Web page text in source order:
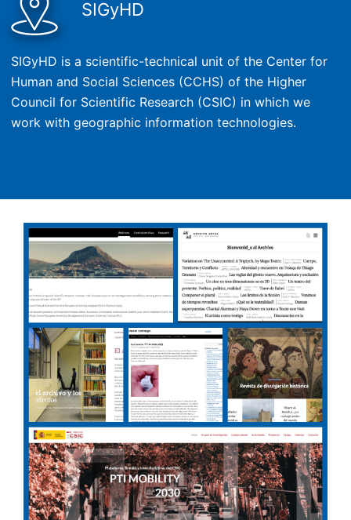
SIGyHD
SIGyHD is a scientific-technical unit of the Center for
Human and Social Sciences (CCHS) of the Higher
Council for Scientific Research (CSIC) in which we
work with geographic information technologies.